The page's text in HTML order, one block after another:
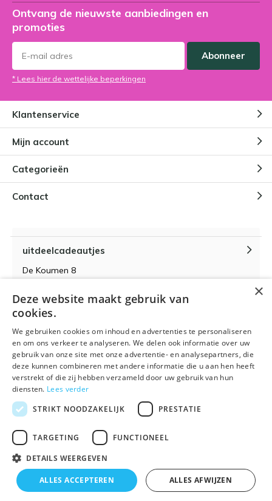
🌴 Wij zijn met vakantie t/m 21 augustus. Bestellen is
tijdelijk niet mogelijk.
Ontvang de nieuwste aanbiedingen en
promoties
Abonneer
* Lees hier de wettelijke beperkingen
Klantenservice
Mijn account
Categorieën
Contact
uitdeelcadeautjes
De Koumen 8
KvK-nummer 14087571
BTW-nummer NL 815399145 B01
© 2026 - Powered by
Algemene voorwaarden RSS-feed
Uitdeelcadeautjes.nl9 -9Reviews @Kiyoh
×
Deze website maakt gebruik van
cookies.
We gebruiken cookies om inhoud en advertenties te personaliseren
en om ons verkeer te analyseren. We delen ook informatie over uw
gebruik van onze site met onze advertentie- en analysepartners, die
deze kunnen combineren met andere informatie die u aan hen heeft
verstrekt of die zij hebben verzameld door uw gebruik van hun
diensten. Lees verder
STRIKT NOODZAKELIJK
PRESTATIE
TARGETING FUNCTIONEEL
DETAILS WEERGEVEN
ALLES ACCEPTEREN ALLES AFWIJZEN